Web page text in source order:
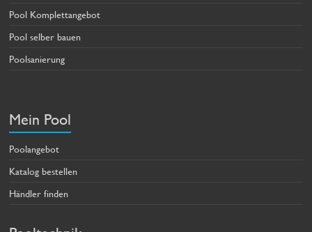
Pool Komplettangebot
Pool selber bauen
Poolsanierung
Mein Pool
Poolangebot
Katalog bestellen
Händler finden